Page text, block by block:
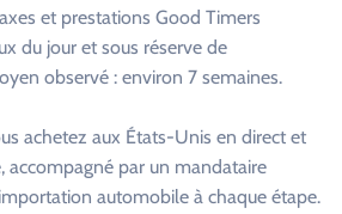
et prestations Good Timers
du jour et sous réserve de
observé : environ 7 semaines.
achetez aux États-Unis en direct et
accompagné par un mandataire
automobile à chaque étape.